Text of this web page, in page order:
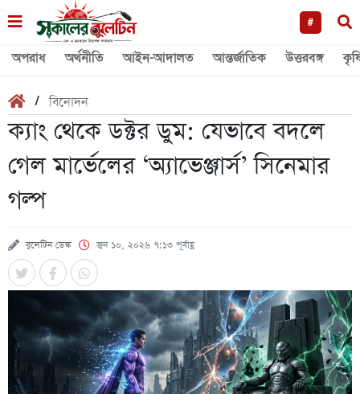
#
অপরাধ অর্থনীতি আইন-আদালত আন্তর্জাতিক উত্তরবঙ্গ
/বিনোদন
ক্যাং থেকে ডক্টর ডুম: যেভাবে বদলে
গেল মার্ভেলের ‘অ্যাভেঞ্জার্স’ সিনেমার
গল্প
বুলেটিন ডেস্ক জুন ১০, ২০২৬ ৭:১৩ পূর্বাহ্ণ